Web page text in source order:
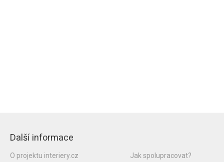
Další informace
O projektu interiery.cz
Jak spolupracovat?